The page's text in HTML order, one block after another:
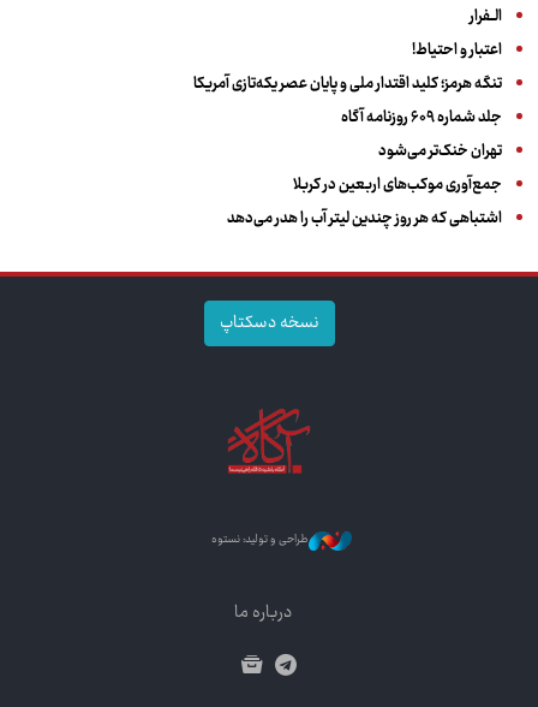
الــفرار
اعتبار و احتیاط!
تنگه هرمز؛ کلید اقتدار ملی و پایان عصر یکه‌تازی آمریکا
جلد شماره ۶۰۹ روزنامه آگاه
تهران خنک‌تر می‌شود
جمع‌آوری موکب‌های اربعین در کربلا
اشتباهی که هر روز چندین لیتر آب را هدر می‌دهد
نسخه دسکتاپ
طراحی و تولید: نستوه
درباره ما